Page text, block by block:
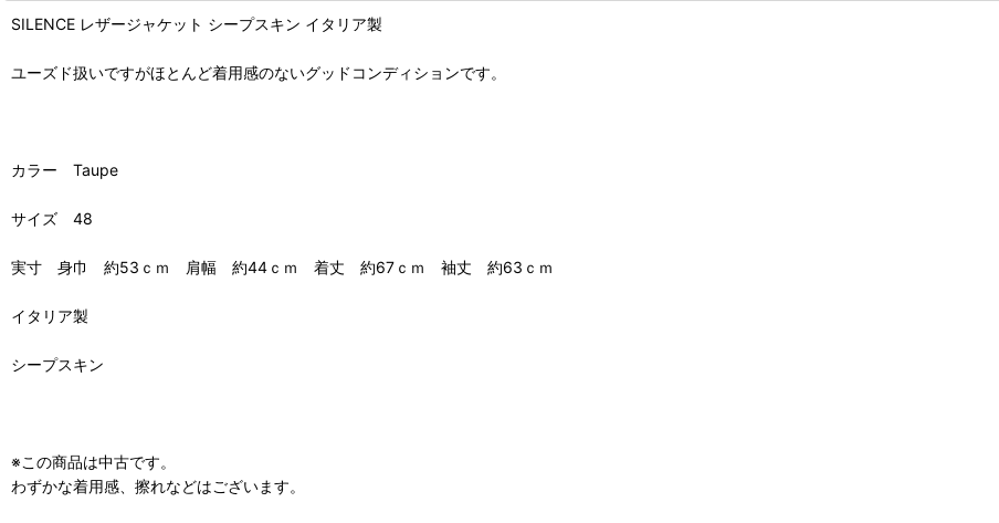
SILENCE レザージャケット シープスキン イタリア製
ユーズド扱いですがほとんど着用感のないグッドコンディションです。
カラー Taupe
サイズ 48
実寸 身巾 約53ｃｍ 肩幅 約44ｃｍ 着丈 約67ｃｍ 袖丈 約63ｃｍ
イタリア製
シープスキン
※この商品は中古です。
わずかな着用感、擦れなどはございます。